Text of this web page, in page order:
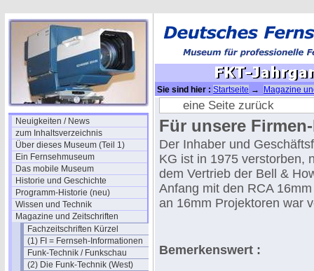
Neuigkeiten / News
zum Inhaltsverzeichnis
Über dieses Museum (Teil 1)
Ein Fernsehmuseum
Das mobile Museum
Historie und Geschichte
Programm-Historie (neu)
Wissen und Technik
Magazine und Zeitschriften
Fachzeitschriften Kürzel
(1) FI = Fernseh-Informationen
Funk-Technik / Funkschau
(2) Die Funk-Technik (West)
Sie sind hier : Startseite →
Magazine
Jahrgang 1975 -ok
eine Seite zurück
Für unsere
Der Inhaber und
KG ist in 1975 verstorben,
dem Vertrieb der Bell &
Anfang mit den RCA
an 16mm Projektoren war
Bemerkenswert :